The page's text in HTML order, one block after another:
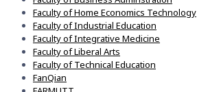
Faculty of Home Economics Technology
Faculty of Industrial Education
Faculty of Integrative Medicine
Faculty of Liberal Arts
Faculty of Technical Education
FanQian